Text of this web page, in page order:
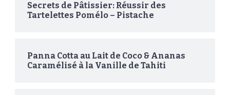
Secrets de Pâtissier: Réussir des
Tartelettes Pomélo – Pistache
Panna Cotta au Lait de Coco & Ananas
Caramélisé à la Vanille de Tahiti